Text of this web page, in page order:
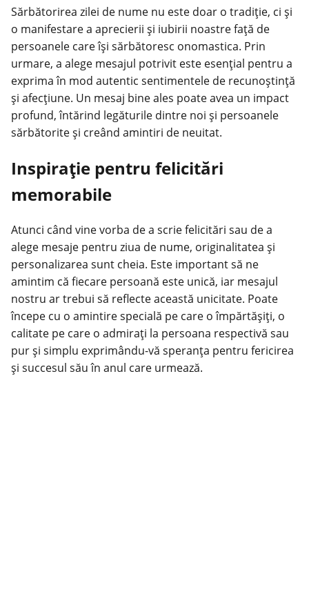
Sărbătorirea zilei de nume nu este doar o tradiție, ci și
o manifestare a aprecierii și iubirii noastre față de
persoanele care își sărbătoresc onomastica. Prin
urmare, a alege mesajul potrivit este esențial pentru a
exprima în mod autentic sentimentele de recunoștință
și afecțiune. Un mesaj bine ales poate avea un impact
profund, întărind legăturile dintre noi și persoanele
sărbătorite și creând amintiri de neuitat.
Inspirație pentru felicitări
memorabile
Atunci când vine vorba de a scrie felicitări sau de a
alege mesaje pentru ziua de nume, originalitatea și
personalizarea sunt cheia. Este important să ne
amintim că fiecare persoană este unică, iar mesajul
nostru ar trebui să reflecte această unicitate. Poate
începe cu o amintire specială pe care o împărtășiți, o
calitate pe care o admirați la persoana respectivă sau
pur și simplu exprimându-vă speranța pentru fericirea
și succesul său în anul care urmează.